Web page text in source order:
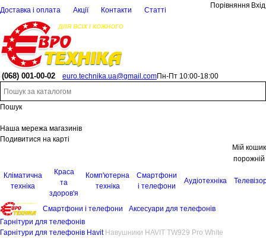
Доставка і оплата Акції Контакти Статті
Порівняння Вхід
(068) 001-00-02 euro.technika.ua@gmail.comПн-Пт 10:00-18:00
Пошук
Наша мережа магазинів
Подивитися на карті
Мій кошик
порожній
Кліматична
техніка
Краса
та
здоров'я
Комп'ютерна
техніка
Смартфони
і телефони
Аудіотехніка
Смартфони і телефони
Аксесуари для телефонів
Гарнітури для телефонів
Гарнітури для телефонів Havit Навушники HAVIT TW929 Pro White